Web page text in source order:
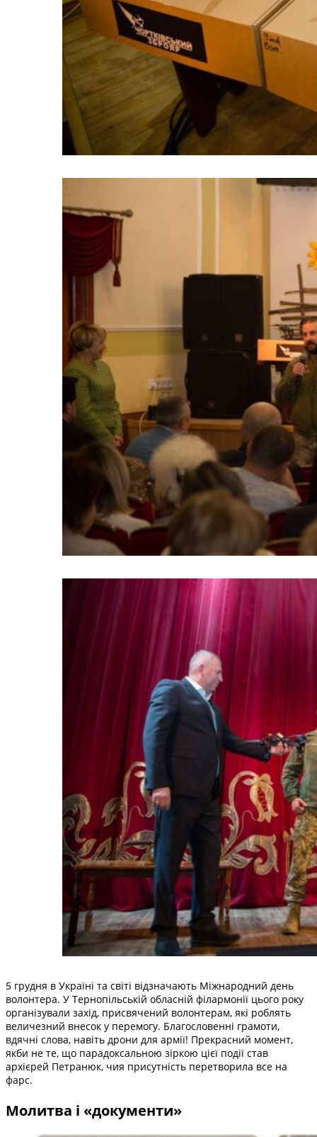
5 грудня в Україні та світі відзначають Міжнародний день
волонтера. У Тернопільській обласній філармонії цього року
організували захід, присвячений волонтерам, які роблять
величезний внесок у перемогу. Благословенні грамоти,
вдячні слова, навіть дрони для армії! Прекрасний момент,
якби не те, що парадоксальною зіркою цієї події став
архієрей Петранюк, чия присутність перетворила все на
фарс.
Молитва і «документи»